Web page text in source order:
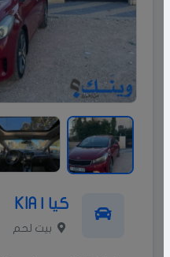
كيا | KIA
بيت لحم